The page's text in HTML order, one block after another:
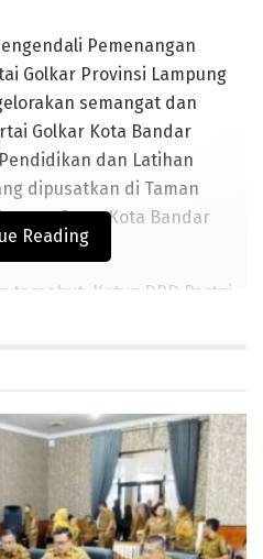
Pemenangan
Golkar Provinsi Lampung
semangat dan
Golkar Kota Bandar
dan Latihan
dipusatkan di Taman
Barat Kota Bandar
tersebut, Ketua DPD Partai
Gindha Ansori, Sabnu
serta seluruh
Golkar Bandar Lampung
Reading